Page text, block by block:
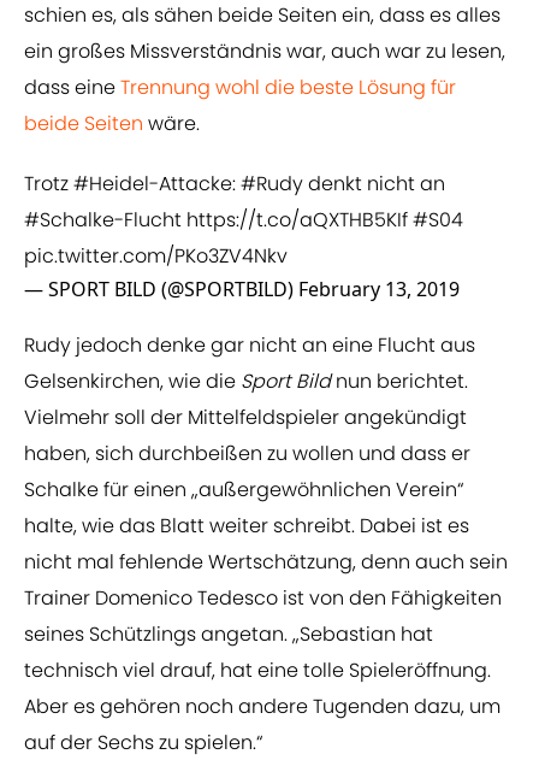
schien es, als sähen beide Seiten ein, dass es alles
ein großes Missverständnis war, auch war zu lesen,
dass eine​Trennung wohl die beste Lösung für
beide Seiten wäre.
Trotz#Heidel-Attacke:#Rudydenkt nicht an
#Schalke-Flucht https://t.co/aQXTHB5KIf#S04
pic.twitter.com/PKo3ZV4Nkv
— SPORT BILD (@SPORTBILD) February 13, 2019
Rudy jedoch denke gar nicht an eine Flucht aus
Gelsenkirchen, wie die Sport Bildnun berichtet.
Vielmehr soll der Mittelfeldspieler angekündigt
haben, sich durchbeißen zu wollen und dass er
Schalke für einen „außergewöhnlichen Verein“
halte, wie das Blatt weiter schreibt. Dabei ist es
nicht mal fehlende Wertschätzung, denn auch sein
Trainer Domenico Tedesco ist von den Fähigkeiten
seines Schützlings angetan. „Sebastian hat
technisch viel drauf, hat eine tolle Spieleröffnung.
Aber es gehören noch andere Tugenden dazu, um
auf der Sechs zu spielen.“